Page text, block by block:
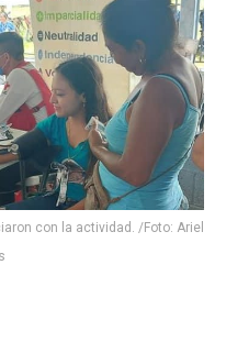
con la actividad. /Foto: Ariel